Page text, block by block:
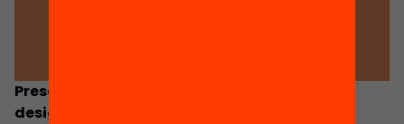
Presentació. PISA 2009: avaluació de les
desigualtats educatives a Catalunya